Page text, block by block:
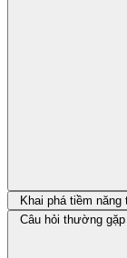
Khai phá tiềm
Câu hỏi thường